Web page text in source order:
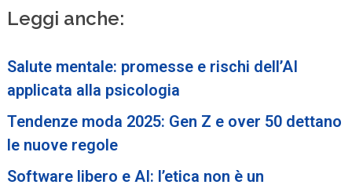
Leggi anche:
Salute mentale: promesse e rischi dell’AI
applicata alla psicologia
Tendenze moda 2025: Gen Z e over 50 dettano
le nuove regole
Software libero e AI: l’etica non è un